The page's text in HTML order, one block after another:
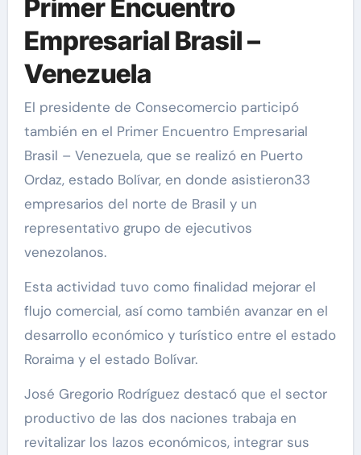
Primer Encuentro
Empresarial Brasil –
Venezuela
El presidente de Consecomercio participó
también en el Primer Encuentro Empresarial
Brasil – Venezuela, que se realizó en Puerto
Ordaz, estado Bolívar, en donde asistieron33
empresarios del norte de Brasil y un
representativo grupo de ejecutivos
venezolanos.
Esta actividad tuvo como finalidad mejorar el
flujo comercial, así como también avanzar en el
desarrollo económico y turístico entre el estado
Roraima y el estado Bolívar.
José Gregorio Rodríguez destacó que el sector
productivo de las dos naciones trabaja en
revitalizar los lazos económicos, integrar sus